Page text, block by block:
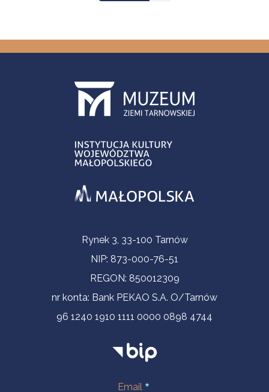
Informacje kontaktoweRynek 3, 33-100 Tarnów
NIP: 873-000-76-51
REGON: 850012309
nr konta: Bank PEKAO S.A. O/Tarnów
96 1240 1910 1111 0000 0898 4744
Email